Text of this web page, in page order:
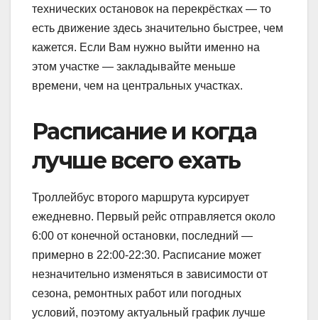
технических остановок на перекрёстках — то
есть движение здесь значительно быстрее, чем
кажется. Если Вам нужно выйти именно на
этом участке — закладывайте меньше
времени, чем на центральных участках.
Расписание и когда
лучше всего ехать
Троллейбус второго маршрута курсирует
ежедневно. Первый рейс отправляется около
6:00 от конечной остановки, последний —
примерно в 22:00-22:30. Расписание может
незначительно изменяться в зависимости от
сезона, ремонтных работ или погодных
условий, поэтому актуальный график лучше